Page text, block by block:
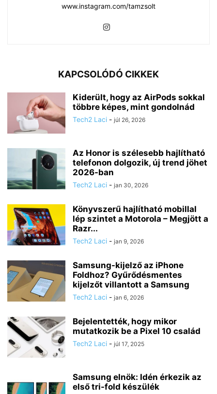
www.instagram.com/tamzsolt
KAPCSOLÓDÓ CIKKEK
Kiderült, hogy az AirPods sokkal
többre képes, mint gondolnád
Tech2 Laci - júl 26, 2026
Az Honor is szélesebb hajlítható
telefonon dolgozik, új trend jöhet
2026-ban
Tech2 Laci - jan 30, 2026
Könyvszerű hajlítható mobillal
lép szintet a Motorola – Megjött a
Razr...
Tech2 Laci - jan 9, 2026
Samsung-kijelző az iPhone
Foldhoz? Gyűrődésmentes
kijelzőt villantott a Samsung
Tech2 Laci - jan 6, 2026
Bejelentették, hogy mikor
mutatkozik be a Pixel 10 család
Tech2 Laci - júl 17, 2025
Samsung elnök: Idén érkezik az
első tri-fold készülék